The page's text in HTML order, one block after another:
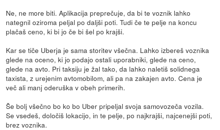
Ne, ne more biti. Aplikacija preprečuje, da bi te voznik lahko
nategnil oziroma peljal po daljši poti. Tudi če te pelje na koncu
plačaš ceno, ki bi jo če bi šel po krajši.
Kar se tiče Uberja je sama storitev všečna. Lahko izbereš voznika
glede na oceno, ki jo podajo ostali uporabniki, glede na ceno,
glede na avto. Pri taksiju je žal tako, da lahko naletiš solidnega
taxista, z urejenim avtomobilom, ali pa na zakajen avto. Cena je
več ali manj oderuška v obeh primerih.
Še bolj všečno bo ko bo Uber pripeljal svoja samovozeča vozila.
Se vsedeš, določiš lokacijo, in te pelje, po najkrajši, najcenejši poti,
brez voznika.